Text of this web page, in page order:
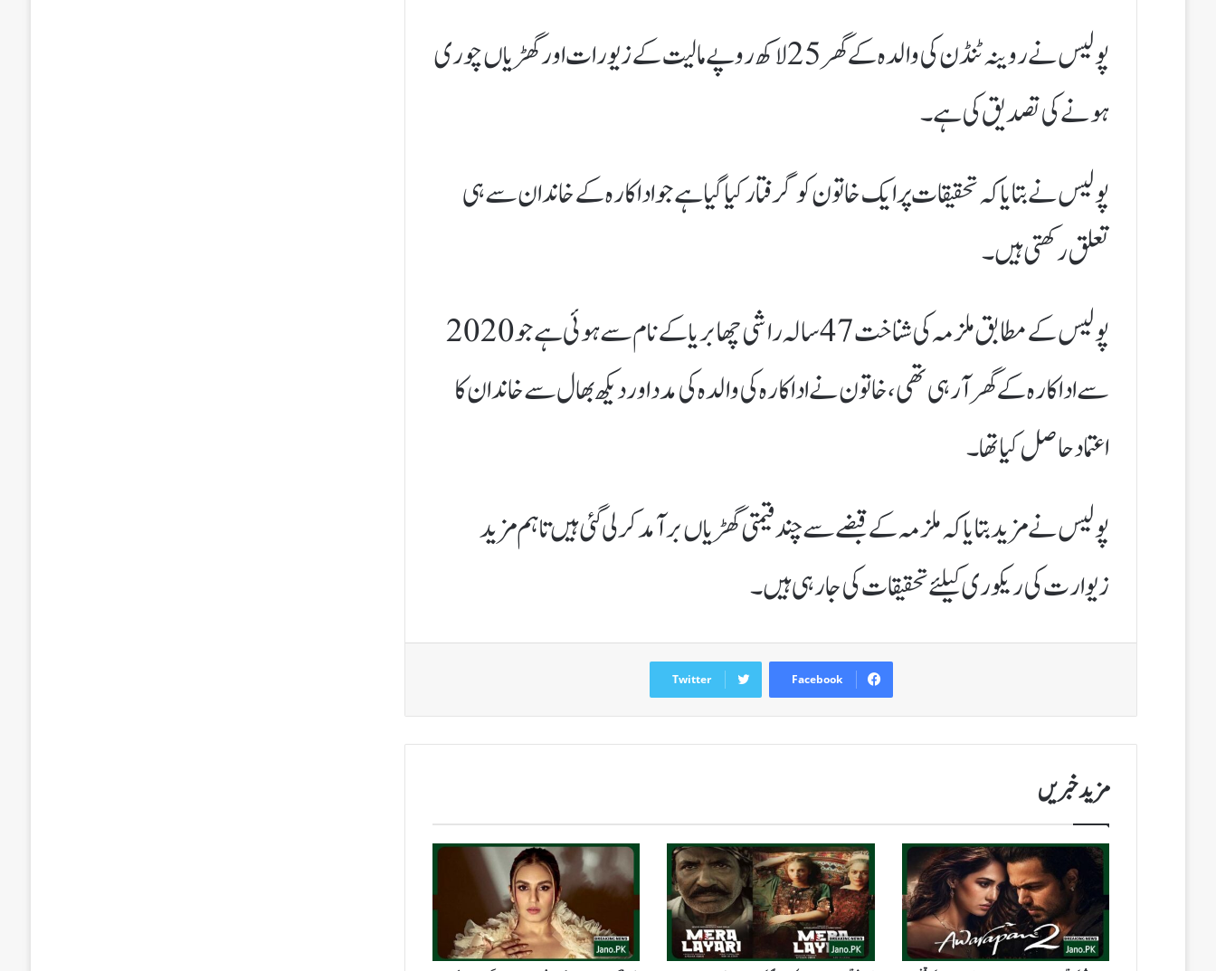
پولیس نے روینہ ٹنڈن کی والدہ کے گھر 25 لاکھ روپے مالیت کے زیورات اور گھڑیاں چوری
ہونے کی تصدیق کی ہے۔
پولیس نے بتایا کہ تحقیقات پر ایک خاتون کو گرفتار کیا گیا ہے جو اداکارہ کے خاندان سے ہی
تعلق رکھتی ہیں۔
پولیس کے مطابق ملزمہ کی شناخت 47 سالہ راشی چھابریا کے نام سے ہوئی ہے جو 2020
سے اداکارہ کے گھر آ رہی تھی، خاتون نے اداکارہ کی والدہ کی مدد اور دیکھ بھال سے خاندان کا
اعتماد حاصل کیا تھا۔
پولیس نے مزید بتایا کہ ملزمہ کے قبضے سے چند قیمتی گھڑیاں برآمد کرلی گئی ہیں تاہم مزید
زیوارت کی ریکوری کیلئے تحقیقات کی جارہی ہیں۔
Facebook
Twitter
مزید خبریں